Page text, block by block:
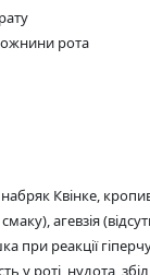
рота
Квінке,
агевзія
реакції
у роті, нудота,